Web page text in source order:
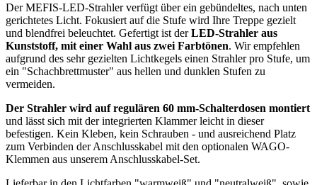
Der MEFIS-LED-Strahler verfügt über ein gebündeltes, nach unten
gerichtetes Licht. Fokusiert auf die Stufe wird Ihre Treppe gezielt
und blendfrei beleuchtet. Gefertigt ist derLED-Strahler aus
Kunststoff, mit einer Wahl aus zwei Farbtönen. Wir empfehlen
aufgrund des sehr gezielten Lichtkegels einen Strahler pro Stufe, um
ein "Schachbrettmuster" aus hellen und dunklen Stufen zu
vermeiden.
Der Strahler wird auf regulären 60 mm-Schalterdosen montiert
und lässt sich mit der integrierten Klammer leicht in dieser
befestigen. Kein Kleben, kein Schrauben - und ausreichend Platz
zum Verbinden der Anschlusskabel mit den optionalen WAGO-
Klemmen aus unserem Anschlusskabel-Set.